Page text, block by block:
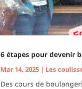
6 étapes pour devenir
Mar 14, 2025| Les
Des cours de